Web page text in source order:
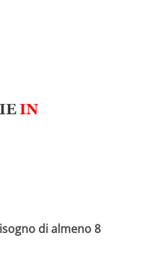
di almeno 8